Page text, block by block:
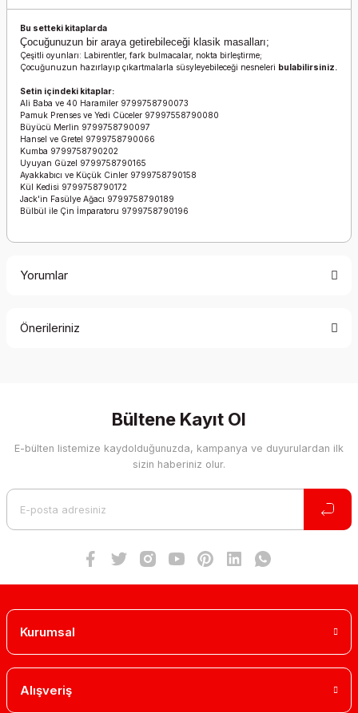
Bu setteki kitaplarda
Çocuğunuzun bir araya getirebileceği klasik masalları;
Çeşitli oyunları: Labirentler, fark bulmacalar, nokta birleştirme;
Çocuğunuzun hazırlayıp çıkartmalarla süsyleyebileceği nesneleri bulabilirsiniz.
Setin içindeki kitaplar:
Ali Baba ve 40 Haramiler 9799758790073
Pamuk Prenses ve Yedi Cüceler 97997558790080
Büyücü Merlin 9799758790097
Hansel ve Gretel 9799758790066
Kumba 9799758790202
Uyuyan Güzel 9799758790165
Ayakkabıcı ve Küçük Cinler 9799758790158
Kül Kedisi 9799758790172
Jack'in Fasülye Ağacı 9799758790189
Bülbül ile Çin İmparatoru 9799758790196
Yorumlar
Önerileriniz
Görüş ve önerileriniz için teşekkür ederiz.
Ürün resmi kalitesiz, bozuk veya görüntülenemiyor.
Bültene Kayıt Ol
E-bülten listemize kaydolduğunuzda, kampanya ve duyurulardan ilk
sizin haberiniz olur.
Kurumsal
Alışveriş